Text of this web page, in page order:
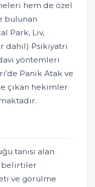
hem de özel
bulunan
Park, Liv,
dahil) Psikiyatri
yöntemleri
Panik Atak ve
çıkan hekimler
tanısı alan
belirtiler
ve görülme